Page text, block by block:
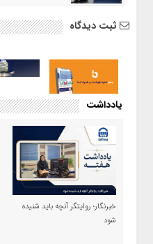
ثبت دیدگاه
یادداشت
خبرنگار؛ روایتگر آنچه باید شنیده
شود